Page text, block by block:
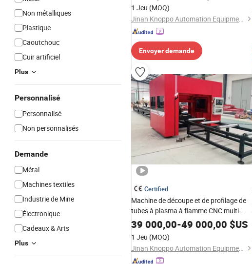
Non métalliques
Plastique
Caoutchouc
Cuir artificiel
Plus
Personnalisé
Personnalisé
Non personnalisés
Demande
Métal
Machines textiles
Industrie de Mine
Électronique
Cadeaux & Arts
Plus
1 Jeu (MOQ)
Jinan Knoppo Automation Equipment Co., Ltd.
Envoyer demande
Certified
Machine de découpe et de profilage de
tubes à plasma à flamme CNC multi-
axes pour poutres en H
39 000,00-49 000,00 $US
1 Jeu (MOQ)
Jinan Knoppo Automation Equipment Co., Ltd.